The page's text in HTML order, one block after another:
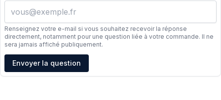
Renseignez votre e-mail si vous souhaitez recevoir la réponse
directement, notamment pour une question liée à votre commande. Il ne
sera jamais affiché publiquement.
Adresse e-mail
Envoyer la question